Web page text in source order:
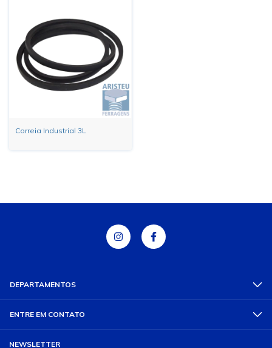
Correia Industrial 3L
DEPARTAMENTOS
ENTRE EM CONTATO
NEWSLETTER